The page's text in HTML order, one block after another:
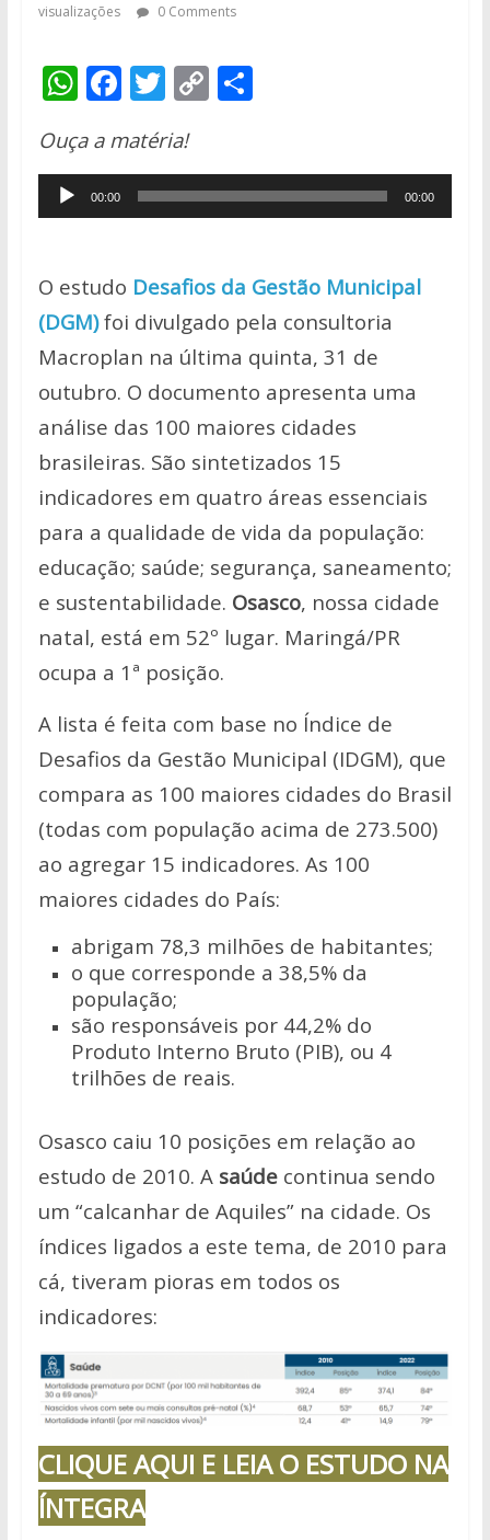
visualizações
0 Comments
W
at
s
A
p
F
e
b
o
k
T
itt
er
C
y
Li
k
S
e
Ouça a matéria!
Tocador
de
00:00 00:00
O estudo Desafios da Gestão Municipal
(DGM)foi divulgado pela consultoria
Macroplan na última quinta, 31 de
outubro. O documento apresenta uma
análise das 100 maiores cidades
brasileiras. São sintetizados 15
indicadores em quatro áreas essenciais
para a qualidade de vida da população:
educação; saúde; segurança, saneamento;
e sustentabilidade. Osasco, nossa cidade
natal, está em 52º lugar. Maringá/PR
ocupa a 1ª posição.
A lista é feita com base no Índice de
Desafios da Gestão Municipal (IDGM), que
compara as 100 maiores cidades do Brasil
(todas com população acima de 273.500)
ao agregar 15 indicadores. As 100
maiores cidades do País:
abrigam 78,3 milhões de habitantes;
o que corresponde a 38,5% da
população;
são responsáveis por 44,2% do
Produto Interno Bruto (PIB), ou 4
trilhões de reais.
Osasco caiu 10 posições em relação ao
estudo de 2010. A saúdecontinua sendo
um “calcanhar de Aquiles” na cidade. Os
índices ligados a este tema, de 2010 para
cá, tiveram pioras em todos os
indicadores:
CLIQUE AQUI E LEIA O ESTUDO NA
ÍNTEGRA